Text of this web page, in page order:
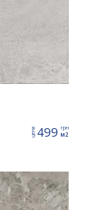
цена 499 грн
м2